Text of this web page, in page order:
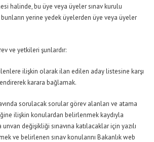
halinde, bu üye veya üyeler sınav kurulu
bunların yerine yedek üyelerden üye veya üyeler
ve yetkileri şunlardır:
ilişkin olarak ilan edilen aday listesine karşı
karara bağlamak.
sorulacak sorular görev alanları ve atama
ilişkin konulardan belirlenmek kaydıyla
değişikliği sınavına katılacaklar için yazılı
ve belirlenen sınav konularını Bakanlık web